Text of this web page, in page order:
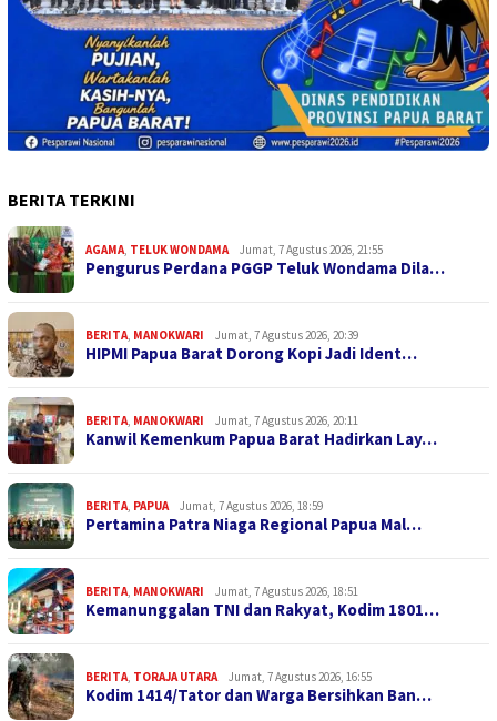
BERITA TERKINI
AGAMA TELUK WONDAMA Jumat, 7 Agustus 2026, 21:55
Pengurus Perdana PGGP Teluk Wondama Dila…
BERITA MANOKWARI Jumat, 7 Agustus 2026, 20:39
HIPMI Papua Barat Dorong Kopi Jadi Ident…
BERITA MANOKWARI Jumat, 7 Agustus 2026, 20:11
Kanwil Kemenkum Papua Barat Hadirkan Lay…
BERITA PAPUA Jumat, 7 Agustus 2026, 18:59
Pertamina Patra Niaga Regional Papua Mal…
BERITA MANOKWARI Jumat, 7 Agustus 2026, 18:51
Kemanunggalan TNI dan Rakyat, Kodim 1801…
BERITA TORAJA UTARA Jumat, 7 Agustus 2026, 16:55
Kodim 1414/Tator dan Warga Bersihkan Ban…